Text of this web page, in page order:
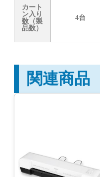
カート
ン入り
数（製
品数）
4台
関連商品